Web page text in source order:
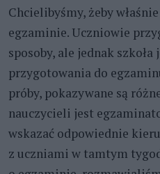
Chcielibyśmy, żeby
egzaminie. Uczniowie
sposoby, ale jednak szkoła
przygotowania do
próby, pokazywane są
nauczycieli jest
wskazać odpowiednie
z uczniami w tamtym